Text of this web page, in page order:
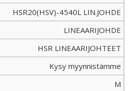
HSR20(HSV)-4540L LIN.JOHDE
LINEAARIJOHDE
HSR LINEAARIJOHTEET
Kysy myynnistämme
M